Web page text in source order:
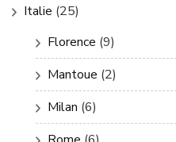
Italie (25)
Florence (9)
Mantoue (2)
Milan (6)